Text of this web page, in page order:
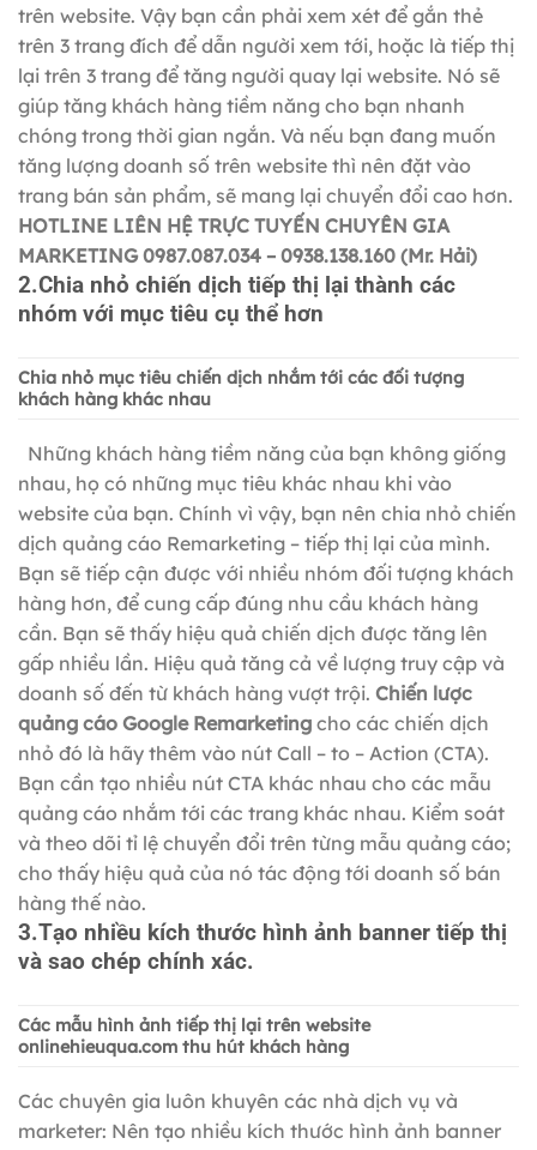
trên website. Vậy bạn cần phải xem xét để gắn thẻ
trên 3 trang đích để dẫn người xem tới, hoặc là tiếp thị
lại trên 3 trang để tăng người quay lại website. Nó sẽ
giúp tăng khách hàng tiềm năng cho bạn nhanh
chóng trong thời gian ngắn. Và nếu bạn đang muốn
tăng lượng doanh số trên website thì nên đặt vào
trang bán sản phẩm, sẽ mang lại chuyển đổi cao hơn.
HOTLINE LIÊN HỆ TRỰC TUYẾN CHUYÊN GIA
MARKETING 0987.087.034 – 0938.138.160 (Mr. Hải)
2.Chia nhỏ chiến dịch tiếp thị lại thành các
nhóm với mục tiêu cụ thể hơn
Chia nhỏ mục tiêu chiến dịch nhắm tới các đối tượng
khách hàng khác nhau
Những khách hàng tiềm năng của bạn không giống
nhau, họ có những mục tiêu khác nhau khi vào
website của bạn. Chính vì vậy, bạn nên chia nhỏ chiến
dịch quảng cáo Remarketing – tiếp thị lại của mình.
Bạn sẽ tiếp cận được với nhiều nhóm đối tượng khách
hàng hơn, để cung cấp đúng nhu cầu khách hàng
cần. Bạn sẽ thấy hiệu quả chiến dịch được tăng lên
gấp nhiều lần. Hiệu quả tăng cả về lượng truy cập và
doanh số đến từ khách hàng vượt trội. Chiến lược
quảng cáo Google Remarketing cho các chiến dịch
nhỏ đó là hãy thêm vào nút Call – to – Action (CTA).
Bạn cần tạo nhiều nút CTA khác nhau cho các mẫu
quảng cáo nhắm tới các trang khác nhau. Kiểm soát
và theo dõi tỉ lệ chuyển đổi trên từng mẫu quảng cáo;
cho thấy hiệu quả của nó tác động tới doanh số bán
hàng thế nào.
3.Tạo nhiều kích thước hình ảnh banner tiếp thị
và sao chép chính xác.
Các mẫu hình ảnh tiếp thị lại trên website
onlinehieuqua.com thu hút khách hàng
Các chuyên gia luôn khuyên các nhà dịch vụ và
marketer: Nên tạo nhiều kích thước hình ảnh banner